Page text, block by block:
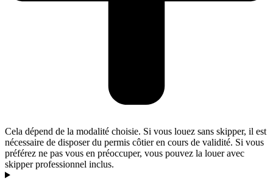
Cela dépend de la modalité choisie. Si vous louez sans skipper, il est
nécessaire de disposer du permis côtier en cours de validité. Si vous
préférez ne pas vous en préoccuper, vous pouvez la louer avec
skipper professionnel inclus.